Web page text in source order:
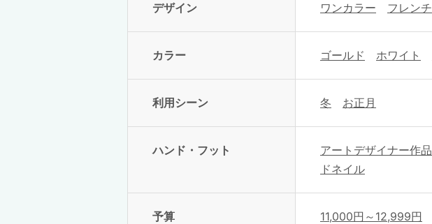
デザイン ワンカラー フレンチ
カラー ゴールド ホワイト
利用シーン 冬 お正月
ハンド・フット アートデザイナー作品
ドネイル
予算 11,000円～12,999円